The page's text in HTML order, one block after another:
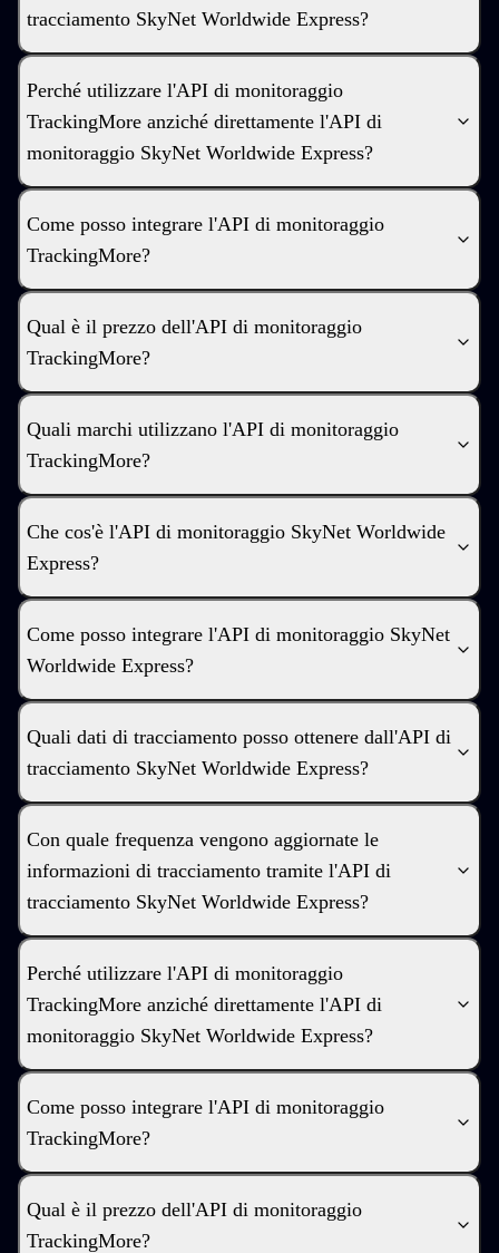
tracciamento SkyNet Worldwide Express?
Perché utilizzare l'API di monitoraggio
TrackingMore anziché direttamente l'API di
monitoraggio SkyNet Worldwide Express?
Come posso integrare l'API di monitoraggio
TrackingMore?
Qual è il prezzo dell'API di monitoraggio
TrackingMore?
Quali marchi utilizzano l'API di monitoraggio
TrackingMore?
Che cos'è l'API di monitoraggio SkyNet Worldwide
Express?
Come posso integrare l'API di monitoraggio SkyNet
Worldwide Express?
Quali dati di tracciamento posso ottenere dall'API di
tracciamento SkyNet Worldwide Express?
Con quale frequenza vengono aggiornate le
informazioni di tracciamento tramite l'API di
tracciamento SkyNet Worldwide Express?
Perché utilizzare l'API di monitoraggio
TrackingMore anziché direttamente l'API di
monitoraggio SkyNet Worldwide Express?
Come posso integrare l'API di monitoraggio
TrackingMore?
Qual è il prezzo dell'API di monitoraggio
TrackingMore?